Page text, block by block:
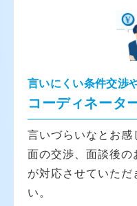
言いにくい条件交渉
コーディネータ
言いづらいなとお感
面の交渉、面談後の
が対応させていただ
い。